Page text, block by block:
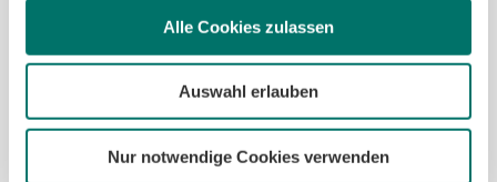
Alle Cookies zulassen
Auswahl erlauben
Nur notwendige Cookies verwenden
uns bereitgestellten Beschwerdeverfahren im
Geschäftskundenbereich.
Die Zahlen geben die durchschnittliche Dauer in Tagen